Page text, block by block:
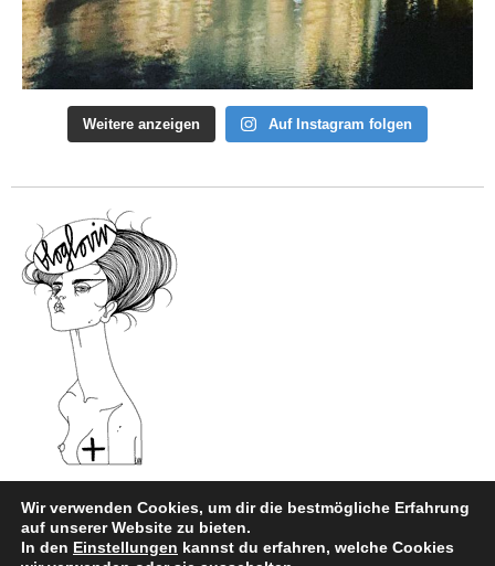
Weitere anzeigen Auf Instagram folgen
Impressum |Datenschutz
Wir verwenden Cookies, um dir die bestmögliche Erfahrung
auf unserer Website zu bieten.
In den Einstellungen kannst du erfahren, welche Cookies